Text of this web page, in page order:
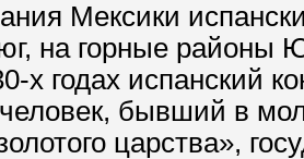
Мексики
на горные районы
х годах испанский
бывший в
царства»,